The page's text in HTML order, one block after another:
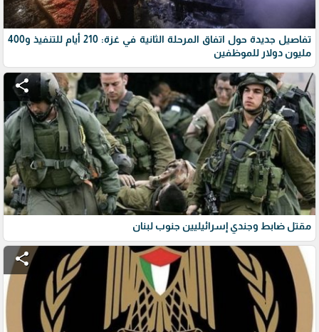
تفاصيل جديدة حول اتفاق المرحلة الثانية في غزة: 210 أيام للتنفيذ و400
مليون دولار للموظفين
share
مقتل ضابط وجندي إسرائيليين جنوب لبنان
share